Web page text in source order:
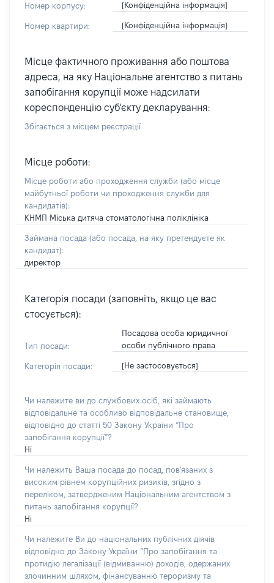
Номер корпусу: [Конфіденційна інформація]
Номер квартири: [Конфіденційна інформація]
Місце фактичного проживання або поштова
адреса, на яку Національне агентство з питань
запобігання корупції може надсилати
кореспонденцію суб'єкту декларування:
Збігається з місцем реєстрації
Місце роботи:
Місце роботи або проходження служби (або місце
майбутньої роботи чи проходження служби для
кандидатів):
КНМП Міська дитяча стоматологічна поліклініка
Займана посада (або посада, на яку претендуєте як
кандидат):
директор
Категорія посади (заповніть, якщо це вас
стосується):
Тип посади:
Посадова особа юридичної
особи публічного права
Категорія посади: [Не застосовується]
Чи належите ви до службових осіб, які займають
відповідальне та особливо відповідальне становище,
відповідно до статті 50 Закону України “Про
запобігання корупції”?
Ні
Чи належить Ваша посада до посад, пов'язаних з
високим рівнем корупційних ризиків, згідно з
переліком, затвердженим Національним агентством з
питань запобігання корупції?
Ні
Чи належите Ви до національних публічних діячів
відповідно до Закону України “Про запобігання та
протидію легалізації (відмиванню) доходів, одержаних
злочинним шляхом, фінансуванню тероризму та